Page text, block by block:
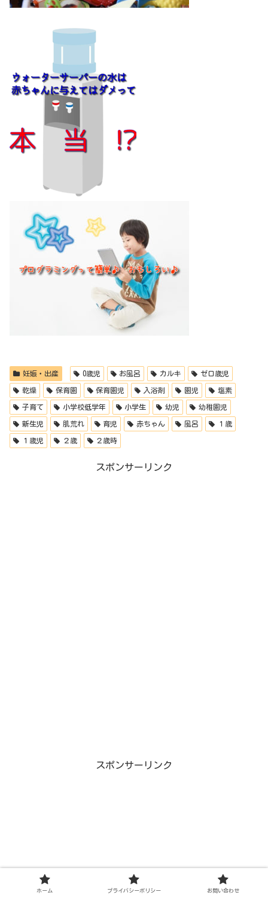
妊娠・出産 0歳児 お風呂 カルキ ゼロ歳児
乾燥 保育園 保育園児 入浴剤 園児 塩素
子育て 小学校低学年 小学生 幼児 幼稚園児
新生児 肌荒れ 育児 赤ちゃん 風呂 １歳
１歳児 ２歳 ２歳時
スポンサーリンク
スポンサーリンク
ホーム プライバシーポリシー お問い合わせ